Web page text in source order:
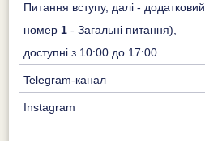
Питання вступу, далі - додатковий
номер 1 - Загальні питання),
доступні з 10:00 до 17:00
Telegram-канал
Instagram